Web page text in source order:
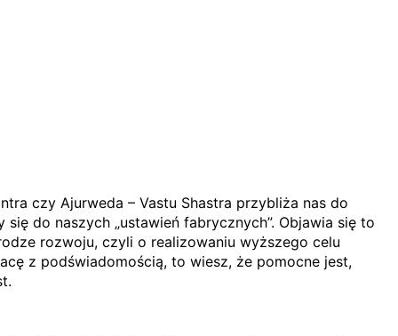
czy Ajurweda – Vastu Shastra przybliża nas do
do naszych „ustawień fabrycznych”. Objawia się to
rozwoju, czyli o realizowaniu wyższego celu
z podświadomością, to wiesz, że pomocne jest,